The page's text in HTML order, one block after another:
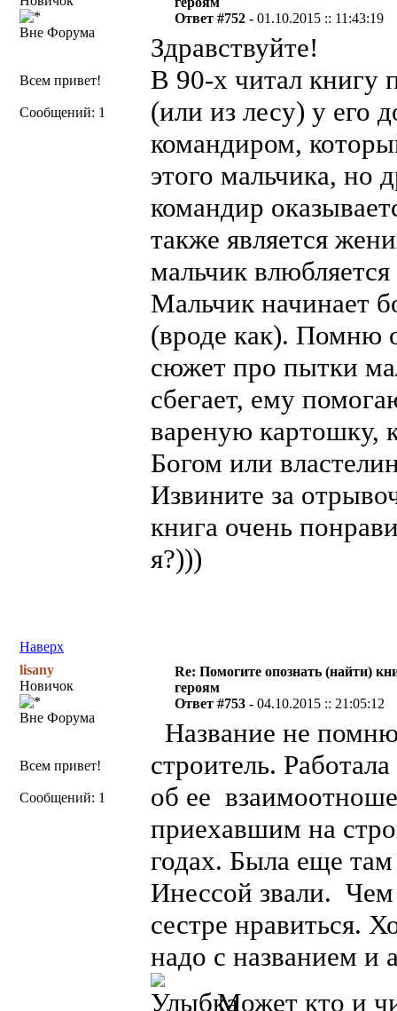
Вне Форума
Всем привет!
Сообщений: 1
Ответ #752 -01.10.2015 :: 11:43:19
Здравствуйте!
В 90-х читал книгу
(или из лесу) у его
командиром,
этого мальчика, но
командир
также является
мальчик
Мальчик начинает
(вроде как). Помню
сюжет про пытки
сбегает, ему
вареную картошку,
Богом или
Извините за
книга очень
я?)))
Наверх
lisany
Новичок
Вне Форума
Всем привет!
Сообщений: 1
Re: Помогите опознать (найти)
героям
Ответ #753 -04.10.2015 :: 21:05:12
Название не
строитель.
об ее
приехавшим на
годах. Была еще
Инессой звали.
сестре нравиться.
надо с названием и
Может кто и